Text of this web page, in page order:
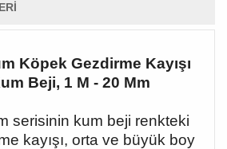
Köpek Gezdirme Kayışı
Beji, 1 M - 20 Mm
serisinin kum beji renkteki
kayışı, orta ve büyük boy